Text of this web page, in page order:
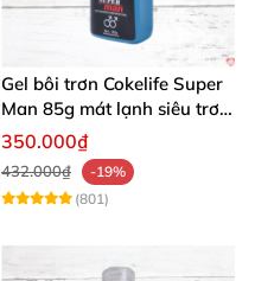
Gel bôi trơn Cokelife Super
Man 85g mát lạnh siêu trơn
an toàn
350.000₫
432.000₫
-19%
(801)